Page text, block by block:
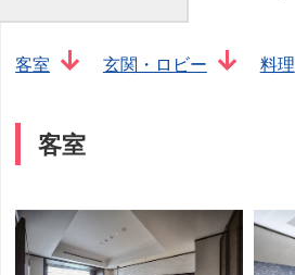
客室 玄関・ロビー 料理
客室